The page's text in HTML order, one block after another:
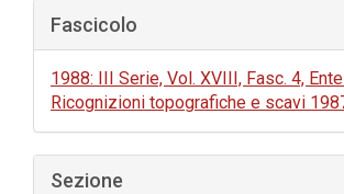
Fascicolo
1988: III Serie, Vol. XVIII, Fasc. 4,
Ricognizioni topografiche e scavi
Sezione